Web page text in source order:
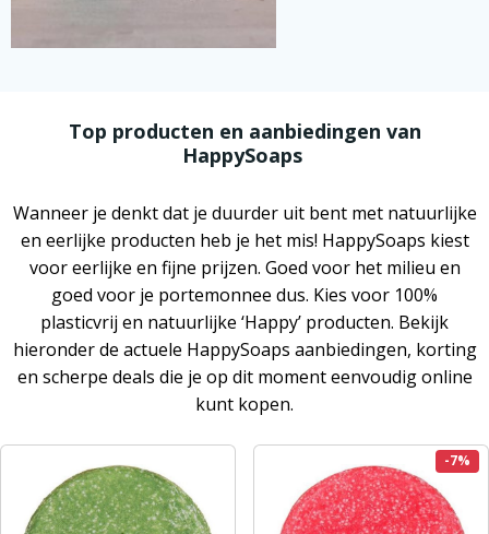
Top producten en aanbiedingen van
HappySoaps
Wanneer je denkt dat je duurder uit bent met natuurlijke
en eerlijke producten heb je het mis! HappySoaps kiest
voor eerlijke en fijne prijzen. Goed voor het milieu en
goed voor je portemonnee dus. Kies voor 100%
plasticvrij en natuurlijke ‘Happy’ producten. Bekijk
hieronder de actuele HappySoaps aanbiedingen, korting
en scherpe deals die je op dit moment eenvoudig online
kunt kopen.
-7%